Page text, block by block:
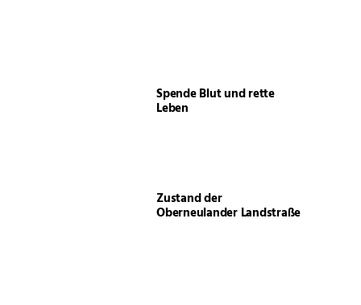
Spende Blut und rette
Leben
Zustand der
Oberneulander Landstraße